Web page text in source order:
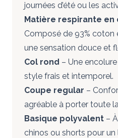
journées d’été ou les
Matière respirante
Composé de 93% coton
une sensation douce et
Col rond – Une
style frais et intemporel.
Coupe regular –
agréable à porter toute
Basique polyvalent –
chinos ou shorts pour